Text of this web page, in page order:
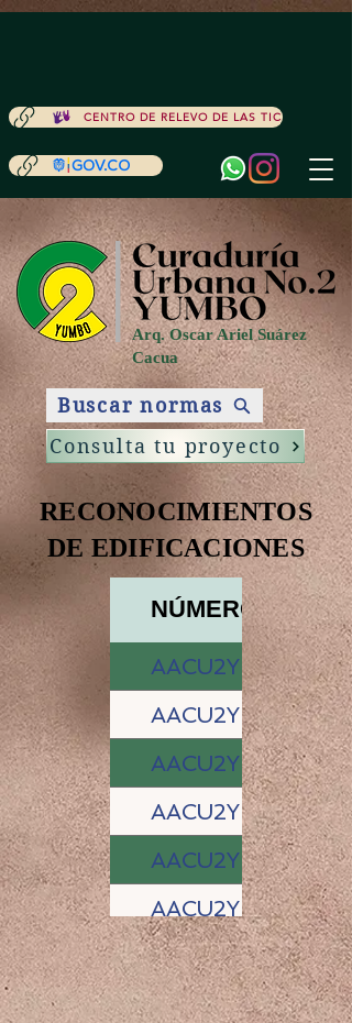
ACCESIBILIDAD
Consulta tu proyecto
Arq. Oscar Ariel Suárez
Cacua
CENTRO DE RELEVO DE LAS TIC
Buscar normas
RECONOCIMIENTOS
DE EDIFICACIONES
NÚMERO DE
AACU2Y-0003-
AACU2Y-0005-
AACU2Y-0007-
AACU2Y-0014-
AACU2Y-0017-
AACU2Y-0018-
AACU2Y-0027-
AACU2Y-0030-